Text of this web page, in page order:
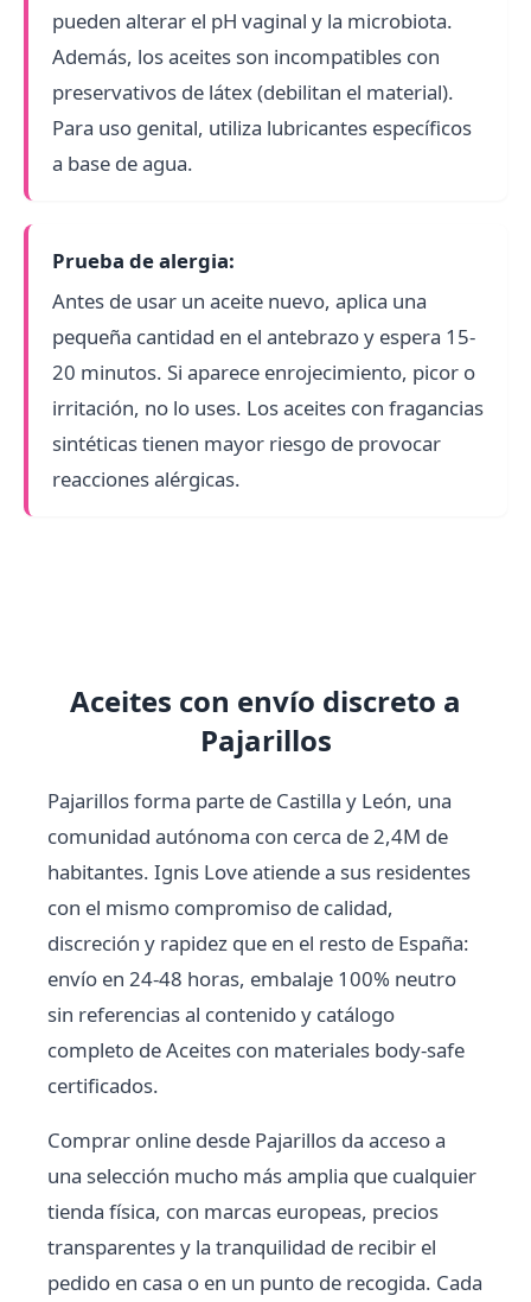
pueden alterar el pH vaginal y la microbiota.
Además, los aceites son incompatibles con
preservativos de látex (debilitan el material).
Para uso genital, utiliza lubricantes específicos
a base de agua.
Prueba de alergia:
Antes de usar un aceite nuevo, aplica una
pequeña cantidad en el antebrazo y espera 15-
20 minutos. Si aparece enrojecimiento, picor o
irritación, no lo uses. Los aceites con fragancias
sintéticas tienen mayor riesgo de provocar
reacciones alérgicas.
Aceites con envío discreto a
Pajarillos
Pajarillos forma parte de Castilla y León, una
comunidad autónoma con cerca de 2,4M de
habitantes. Ignis Love atiende a sus residentes
con el mismo compromiso de calidad,
discreción y rapidez que en el resto de España:
envío en 24-48 horas, embalaje 100% neutro
sin referencias al contenido y catálogo
completo de Aceites con materiales body-safe
certificados.
Comprar online desde Pajarillos da acceso a
una selección mucho más amplia que cualquier
tienda física, con marcas europeas, precios
transparentes y la tranquilidad de recibir el
pedido en casa o en un punto de recogida. Cada